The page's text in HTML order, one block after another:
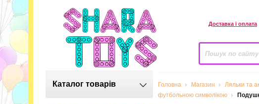
Доставка і оплата
Каталог товарів Головна Магазин Ляльки та
футбольною символікою